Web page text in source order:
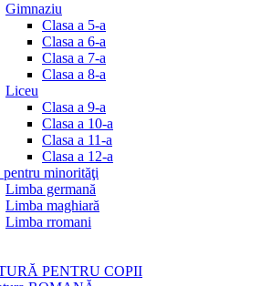
Gimnaziu
Clasa a 5-a
Clasa a 6-a
Clasa a 7-a
Clasa a 8-a
Liceu
Clasa a 9-a
Clasa a 10-a
Clasa a 11-a
Clasa a 12-a
pentru minorităţi
Limba germană
Limba maghiară
Limba rromani
PENTRU COPII